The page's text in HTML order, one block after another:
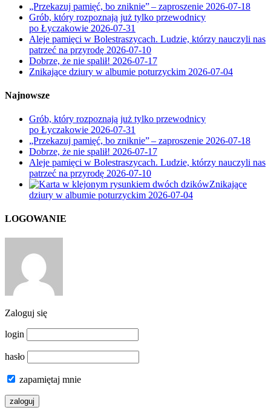
„Przekazuj pamięć, bo zniknie” – zaproszenie 2026-07-18
Grób, który rozpoznają już tylko przewodnicy
po Łyczakowie 2026-07-31
Aleje pamięci w Bolestraszycach. Ludzie, którzy nauczyli nas
patrzeć na przyrodę 2026-07-10
Dobrze, że nie spalił! 2026-07-17
Znikające dziury w albumie poturzyckim 2026-07-04
Najnowsze
Grób, który rozpoznają już tylko przewodnicy
po Łyczakowie 2026-07-31
„Przekazuj pamięć, bo zniknie” – zaproszenie 2026-07-18
Dobrze, że nie spalił! 2026-07-17
Aleje pamięci w Bolestraszycach. Ludzie, którzy nauczyli nas
patrzeć na przyrodę 2026-07-10
Znikające
dziury w albumie poturzyckim 2026-07-04
LOGOWANIE
Zaloguj się
login
hasło
zapamiętaj mnie